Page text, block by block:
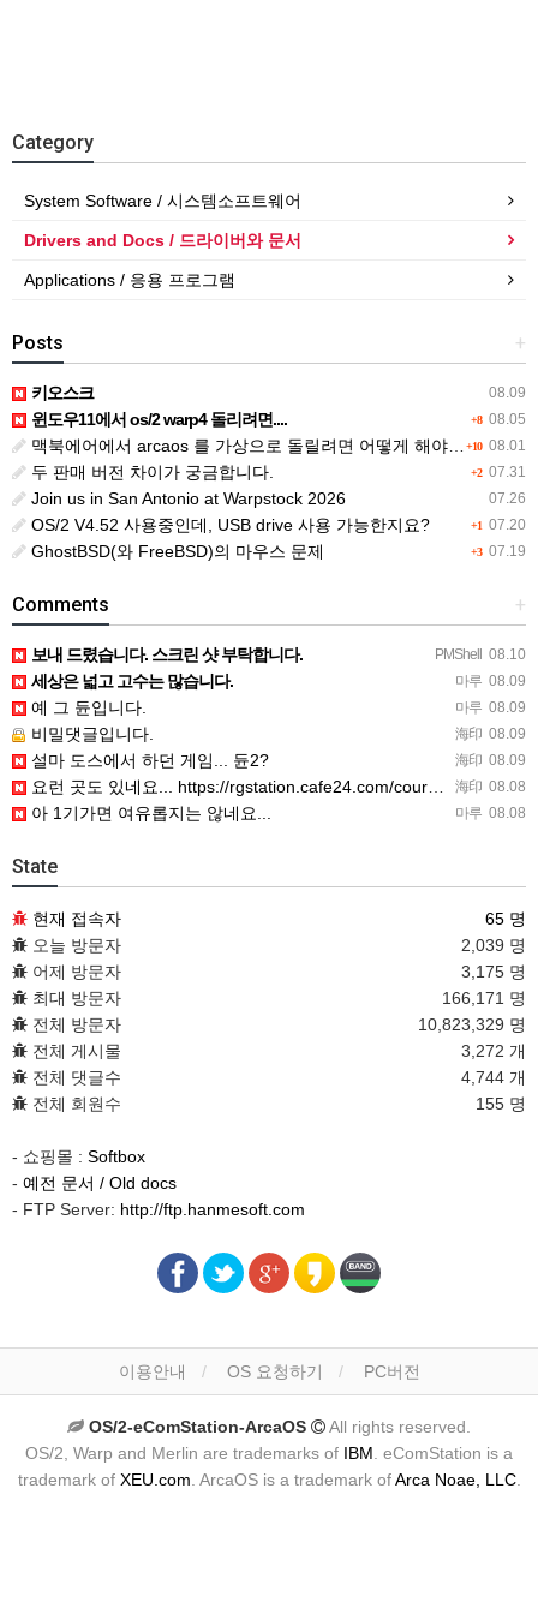
Category
System Software / 시스템소프트웨어
Drivers and Docs / 드라이버와 문서
Applications / 응용 프로그램
+
Posts
08.09
키오스크
+8 08.05
윈도우11에서 os/2 warp4 돌리려면....
+10 08.01
맥북에어에서 arcaos 를 가상으로 돌릴려면 어떻게 해야 하는 지요?
+2 07.31
두 판매 버전 차이가 궁금합니다.
07.26
Join us in San Antonio at Warpstock 2026
+1 07.20
OS/2 V4.52 사용중인데, USB drive 사용 가능한지요?
+3 07.19
GhostBSD(와 FreeBSD)의 마우스 문제
+
Comments
PMShell 08.10
보내 드렸습니다. 스크린 샷 부탁합니다.
마루 08.09
세상은 넓고 고수는 많습니다.
마루 08.09
예 그 듄입니다.
海印 08.09
비밀댓글입니다.
海印 08.09
설마 도스에서 하던 게임... 듄2?
海印 08.08
요런 곳도 있네요... https://rgstation.cafe24.com/course_tip/306500
마루 08.08
아 1기가면 여유롭지는 않네요...
State
현재 접속자
65 명
오늘 방문자
2,039 명
어제 방문자
3,175 명
최대 방문자
166,171 명
전체 방문자
10,823,329 명
전체 게시물
3,272 개
전체 댓글수
4,744 개
전체 회원수
155 명
- 쇼핑몰 : Softbox
- 예전 문서 / Old docs
- FTP Server: http://ftp.hanmesoft.com
이용안내 OS 요청하기 PC버전
OS/2-eComStation-ArcaOS
All rights reserved.
OS/2, Warp and Merlin are trademarks of IBM . eComStation is a
trademark of XEU.com . ArcaOS is a trademark ofArca Noae, LLC.